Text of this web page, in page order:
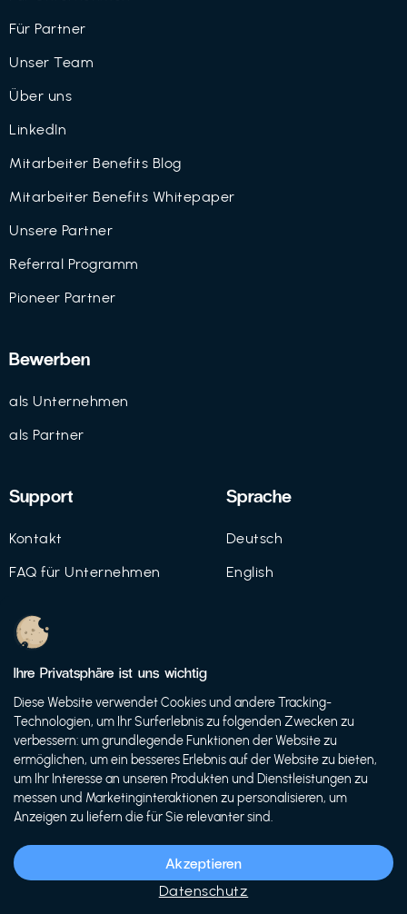
Für Partner
Unser Team
Über uns
LinkedIn
Mitarbeiter Benefits Blog
Mitarbeiter Benefits Whitepaper
Unsere Partner
Referral Programm
Pioneer Partner
Bewerben
als Unternehmen
als Partner
Support
Kontakt
FAQ für Unternehmen
Datenschutz
Nutzungsbedingungen
Sprache
Deutsch
English
© 2021 FutureBens GmbH
Ihre Privatsphäre ist uns wichtig
Diese Website verwendet Cookies und andere Tracking-
Technologien, um Ihr Surferlebnis zu folgenden Zwecken zu
verbessern: um grundlegende Funktionen der Website zu
ermöglichen, um ein besseres Erlebnis auf der Website zu bieten,
um Ihr Interesse an unseren Produkten und Dienstleistungen zu
messen und Marketinginteraktionen zu personalisieren, um
Anzeigen zu liefern die für Sie relevanter sind.
Akzeptieren
Datenschutz